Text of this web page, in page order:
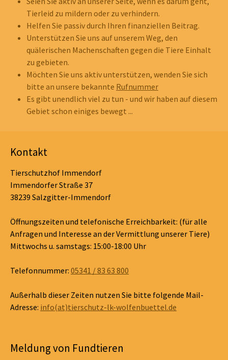
Tierleid zu mildern oder zu verhindern.
Helfen Sie passiv durch Ihren finanziellen Beitrag.
Unterstützen Sie uns auf unserem Weg, den
quälerischen Machenschaften gegen die Tiere Einhalt
zu gebieten.
Möchten Sie uns aktiv unterstützen, wenden Sie sich
bitte an unsere bekannte Rufnummer
Es gibt unendlich viel zu tun - und wir haben auf diesem
Gebiet schon einiges bewegt ...
Kontakt
Tierschutzhof Immendorf
Immendorfer Straße 37
38239 Salzgitter-Immendorf
Öffnungszeiten und telefonische Erreichbarkeit: (für alle
Anfragen und Interesse an der Vermittlung unserer Tiere)
Mittwochs u. samstags: 15:00-18:00 Uhr
Telefonnummer: 05341 / 83 63 800
Außerhalb dieser Zeiten nutzen Sie bitte folgende Mail-
Adresse: info(at)tierschutz-lk-wolfenbuettel.de
Meldung von Fundtieren